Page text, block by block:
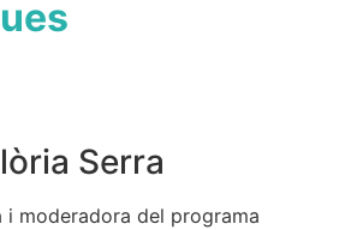
Serra
i moderadora del programa